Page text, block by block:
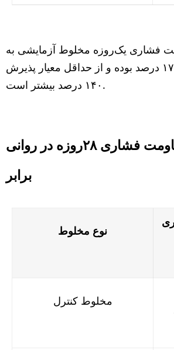
فشاری یک‌روزه مخلوط آزمایشی به
مخلوط کنترل ۱۷۲ درصد بوده و از حداقل معیار پذیرش
۱۴۰ درصد بیشتر است.
تأثیر بر مقاومت فشاری ۲۸روزه در روانی
برابر
نوع مخلوط
مخلوط کنترل